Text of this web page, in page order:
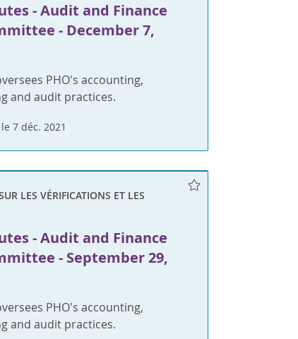
- Audit and Finance
- December 7,
PHO's accounting,
and audit practices.
7 déc. 2021
LES VÉRIFICATIONS ET LES
- Audit and Finance
- September 29,
PHO's accounting,
and audit practices.